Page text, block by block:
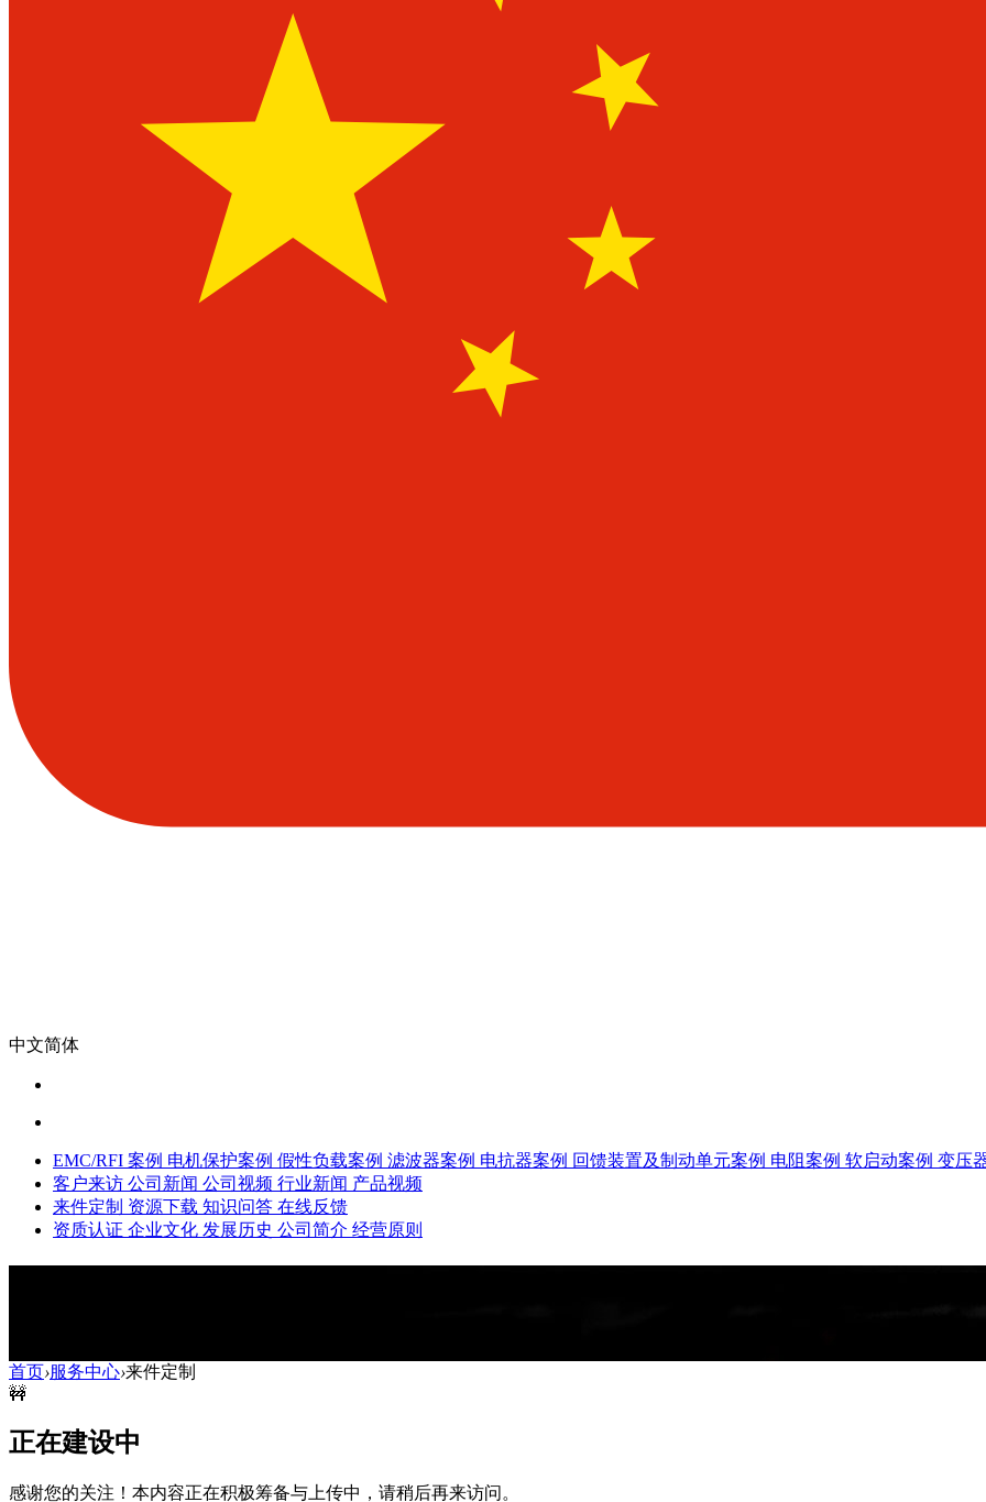
中文简体
EMC/RFI 案例 电机保护案例 假性负载案例 滤波器案例 电抗器案例 回馈装置及制动单元案例 电阻案例 软启动案例 变压
客户来访 公司新闻 公司视频 行业新闻 产品视频
来件定制 资源下载 知识问答 在线反馈
资质认证 企业文化 发展历史 公司简介 经营原则
首页›服务中心›来件定制
🚧
正在建设中
感谢您的关注！本内容正在积极筹备与上传中，请稍后再来访问。